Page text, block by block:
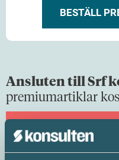
BESTÄLL
Ansluten till Srf
premiumartiklar